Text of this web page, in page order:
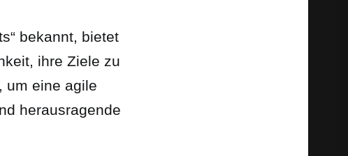
bekannt, bietet
ihre Ziele zu
um eine agile
herausragende